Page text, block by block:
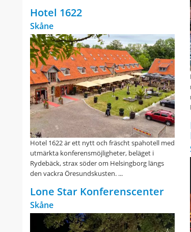
Hotel 1622
Skåne
Hotel 1622 är ett nytt och fräscht spahotell med
utmärkta konferensmöjligheter, beläget i
Rydebäck, strax söder om Helsingborg längs
den vackra Öresundskusten. ...
Lone Star Konferenscenter
Skåne